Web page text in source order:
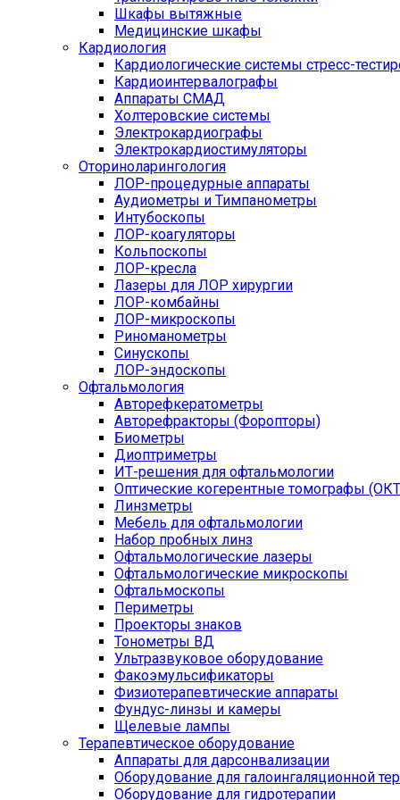
Шкафы вытяжные
Медицинские шкафы
Кардиология
Кардиологические системы стресс-
Кардиоинтервалографы
Аппараты СМАД
Холтеровские системы
Электрокардиографы
Электрокардиостимуляторы
Оториноларингология
ЛОР-процедурные аппараты
Аудиометры и Тимпанометры
Интубоскопы
ЛОР-коагуляторы
Кольпоскопы
ЛОР-кресла
Лазеры для ЛОР хирургии
ЛОР-комбайны
ЛОР-микроскопы
Риноманометры
Синускопы
ЛОР-эндоскопы
Офтальмология
Авторефкератометры
Авторефракторы (Форопторы)
Биометры
Диоптриметры
ИТ-решения для офтальмологии
Оптические когерентные томографы
Линзметры
Мебель для офтальмологии
Набор пробных линз
Офтальмологические лазеры
Офтальмологические микроскопы
Офтальмоскопы
Периметры
Проекторы знаков
Тонометры ВД
Ультразвуковое оборудование
Факоэмульсификаторы
Физиотерапевтические аппараты
Фундус-линзы и камеры
Щелевые лампы
Терапевтическое оборудование
Аппараты для дарсонвализации
Оборудование для галоингаляционной
Оборудование для гидротерапии